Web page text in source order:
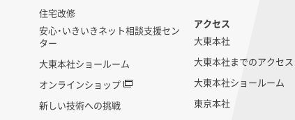
住宅改修
安心・いきいきネット相談支援セン
ター
大東本社ショールーム
オンラインショップ
新しい技術への挑戦
アクセス
大東本社
大東本社までのアクセス
大東本社ショールーム
東京本社